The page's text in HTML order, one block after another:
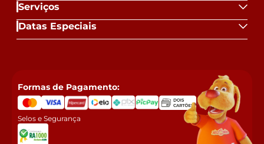
Serviços
Datas Especiais
Formas de Pagamento:
Selos e Segurança